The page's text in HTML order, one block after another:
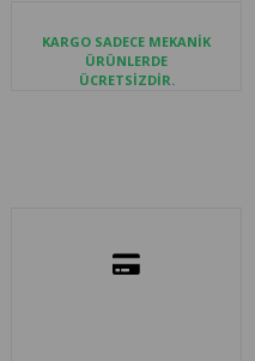
KARGO SADECE MEKANİK
ÜRÜNLERDE
ÜCRETSİZDİR.